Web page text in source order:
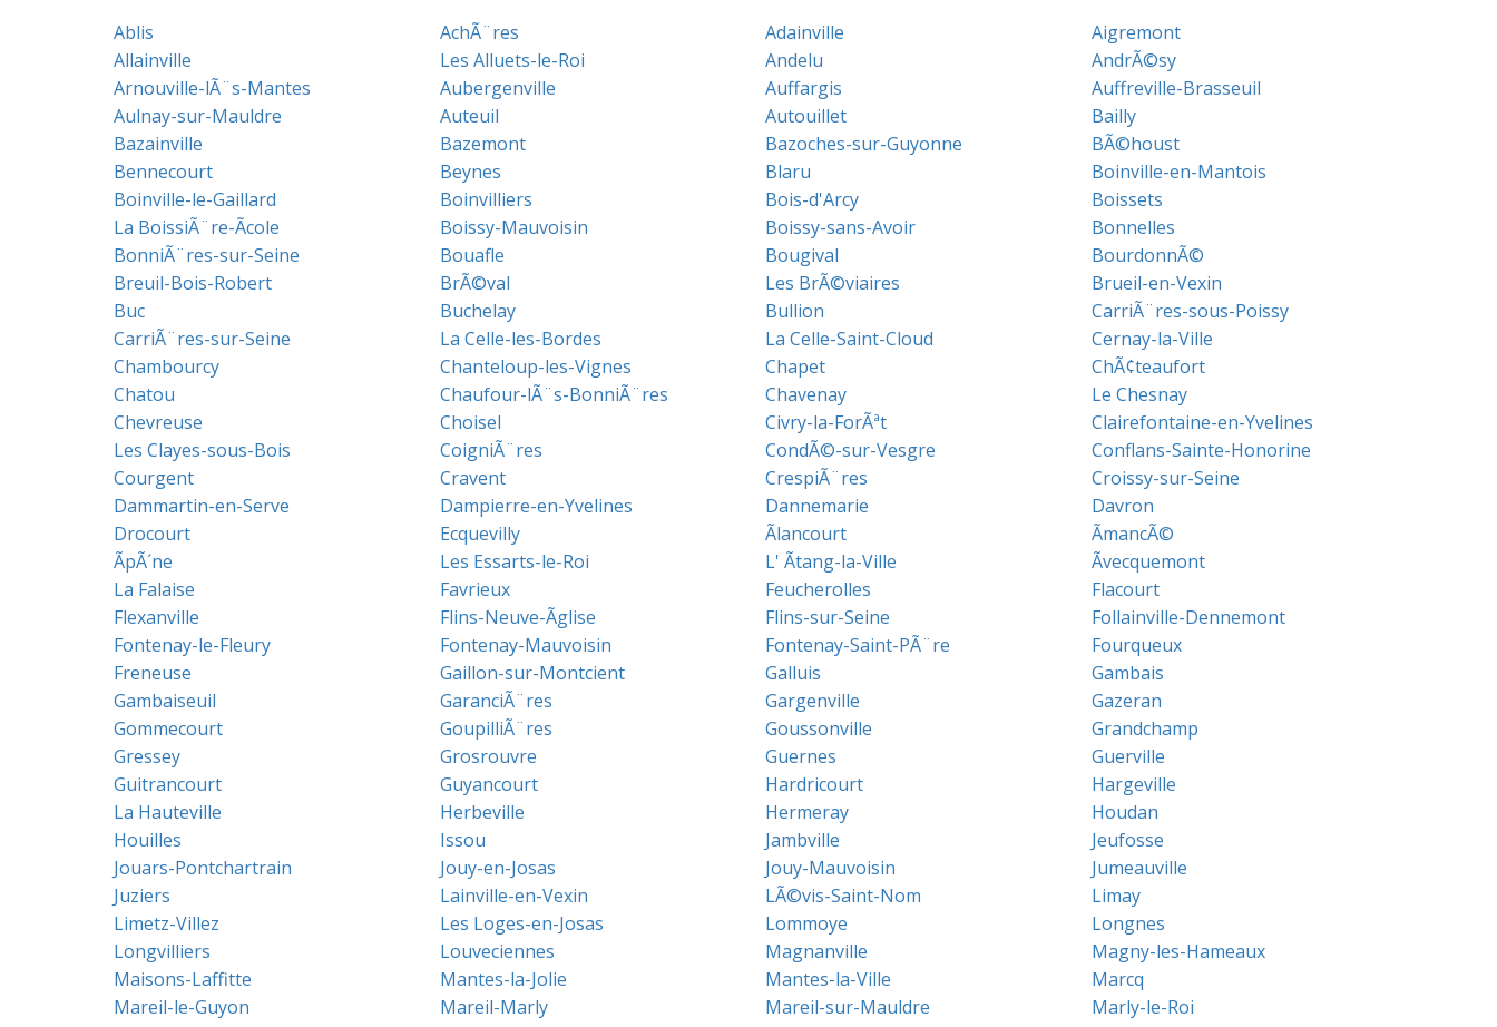
Ablis AchÃ¨res Adainville
Aigremont
Allainville
Les Alluets-le-Roi Andelu
AndrÃ©sy
Arnouville-lÃ¨s-Mantes
Aubergenville Auffargis
Auffreville-Brasseuil
Aulnay-sur-Mauldre
Auteuil Autouillet
Bailly
Bazainville
Bazemont Bazoches-sur-Guyonne
BÃ©houst
Bennecourt
Beynes Blaru
Boinville-en-Mantois
Boinville-le-Gaillard
Boinvilliers Bois-d'Arcy
Boissets
La BoissiÃ¨re-Ãcole
Boissy-Mauvoisin Boissy-sans-Avoir
Bonnelles
BonniÃ¨res-sur-Seine
Bouafle Bougival
BourdonnÃ©
Breuil-Bois-Robert
BrÃ©val Les BrÃ©viaires
Brueil-en-Vexin
Buc
Buchelay Bullion
CarriÃ¨res-sous-Poissy
CarriÃ¨res-sur-Seine
La Celle-les-Bordes La Celle-Saint-Cloud
Cernay-la-Ville
Chambourcy
Chanteloup-les-Vignes Chapet
ChÃ¢teaufort
Chatou
Chaufour-lÃ¨s-BonniÃ¨res Chavenay
Le Chesnay
Chevreuse
Choisel Civry-la-ForÃªt
Clairefontaine-en-Yvelines
Les Clayes-sous-Bois
CoigniÃ¨res CondÃ©-sur-Vesgre
Conflans-Sainte-Honorine
Courgent
Cravent CrespiÃ¨res
Croissy-sur-Seine
Dammartin-en-Serve
Dampierre-en-Yvelines Dannemarie
Davron
Drocourt
Ecquevilly Ãlancourt
ÃmancÃ©
ÃpÃ´ne
Les Essarts-le-Roi L' Ãtang-la-Ville
Ãvecquemont
La Falaise
Favrieux Feucherolles
Flacourt
Flexanville
Flins-Neuve-Ãglise Flins-sur-Seine
Follainville-Dennemont
Fontenay-le-Fleury
Fontenay-Mauvoisin Fontenay-Saint-PÃ¨re
Fourqueux
Freneuse
Gaillon-sur-Montcient Galluis
Gambais
Gambaiseuil
GaranciÃ¨res Gargenville
Gazeran
Gommecourt
GoupilliÃ¨res Goussonville
Grandchamp
Gressey
Grosrouvre Guernes
Guerville
Guitrancourt
Guyancourt Hardricourt
Hargeville
La Hauteville
Herbeville Hermeray
Houdan
Houilles
Issou Jambville
Jeufosse
Jouars-Pontchartrain
Jouy-en-Josas Jouy-Mauvoisin
Jumeauville
Juziers
Lainville-en-Vexin LÃ©vis-Saint-Nom
Limay
Limetz-Villez
Les Loges-en-Josas Lommoye
Longnes
Longvilliers
Louveciennes Magnanville
Magny-les-Hameaux
Maisons-Laffitte
Mantes-la-Jolie Mantes-la-Ville
Marcq
Mareil-le-Guyon
Mareil-Marly Mareil-sur-Mauldre
Marly-le-Roi